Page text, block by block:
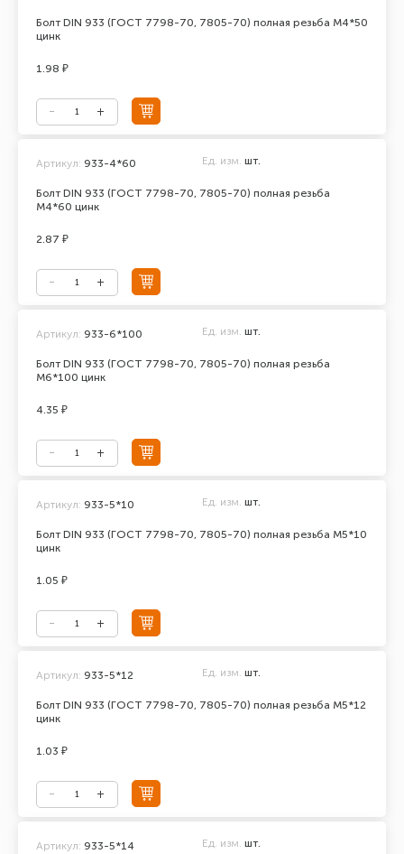
Болт DIN 933 (ГОСТ 7798-70, 7805-70) полная резьба М4*50
цинк
1.98 ₽
Болт DIN 933 (ГОСТ 7798-70, 7805-70) полная резьба
М4*60 цинк
Артикул: 933-4*60 Ед. изм. шт.
2.87 ₽
Болт DIN 933 (ГОСТ 7798-70, 7805-70) полная резьба
М6*100 цинк
Артикул: 933-6*100 Ед. изм. шт.
4.35 ₽
Болт DIN 933 (ГОСТ 7798-70, 7805-70) полная резьба М5*10
цинк
Артикул: 933-5*10 Ед. изм. шт.
1.05 ₽
Болт DIN 933 (ГОСТ 7798-70, 7805-70) полная резьба М5*12
цинк
Артикул: 933-5*12 Ед. изм. шт.
1.03 ₽
Артикул: 933-5*14 Ед. изм. шт.